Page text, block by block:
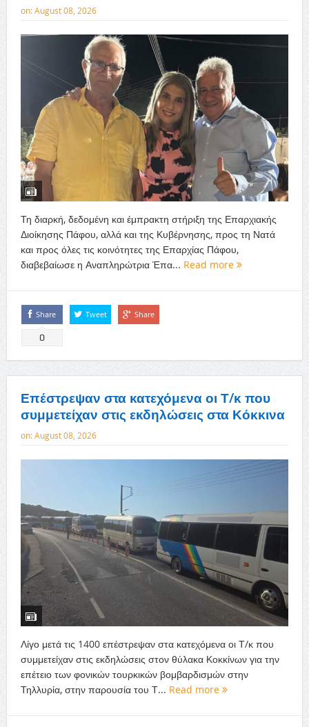
on:August 08, 2026
Τη διαρκή, δεδομένη και έμπρακτη στήριξη της Επαρχιακής
Διοίκησης Πάφου, αλλά και της Κυβέρνησης, προς τη Νατά
και προς όλες τις κοινότητες της Επαρχίας Πάφου,
διαβεβαίωσε η Αναπληρώτρια Έπα... Read more
Share
0
Tweet Share
Επέστρεψαν στα κατεχόμενα οι Τ/κ που
συμμετείχαν στις εκδηλώσεις στα Κόκκινα
on:August 08, 2026
Λίγο μετά τις 1400 επέστρεψαν στα κατεχόμενα οι Τ/κ που
συμμετείχαν στις εκδηλώσεις στον θύλακα Κοκκίνων για την
επέτειο των φονικών τουρκικών βομβαρδισμών στην
Τηλλυρία, στην παρουσία του Τ... Read more